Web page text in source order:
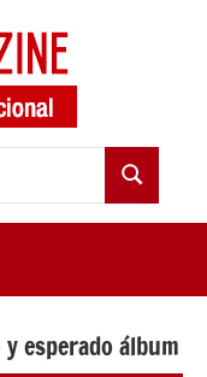
Buscar
esperado álbum